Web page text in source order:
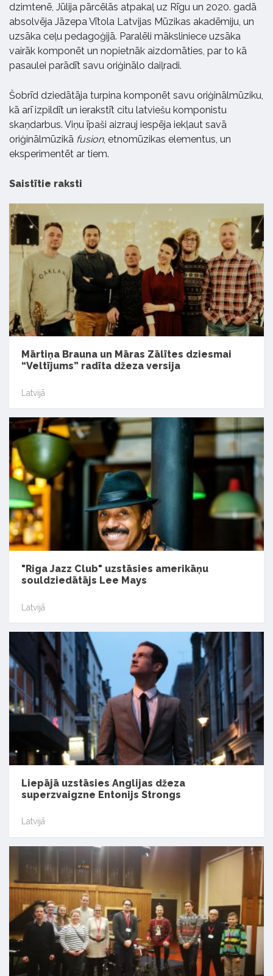
dzimtenē, Jūlija pārcēlās atpakaļ uz Rīgu un 2020. gadā
absolvēja Jāzepa Vītola Latvijas Mūzikas akadēmiju, un
uzsāka ceļu pedagoģijā. Paralēli māksliniece uzsāka
vairāk komponēt un nopietnāk aizdomāties, par to kā
pasaulei parādīt savu oriģinālo daiļradi.
Šobrīd dziedātāja turpina komponēt savu oriģinālmūziku,
kā arī izpildīt un ierakstīt citu latviešu komponistu
skaņdarbus. Viņu īpaši aizrauj iespēja iekļaut savā
oriģinālmūzikā fusion, etnomūzikas elementus, un
eksperimentēt ar tiem.
Saistītie raksti
Mārtiņa Brauna un Māras Zālītes dziesmai
“Veltījums” radīta džeza versija
Latvijā
"Riga Jazz Club" uzstāsies amerikāņu
souldziedātājs Lee Mays
Latvijā
Liepājā uzstāsies Anglijas džeza
superzvaigzne Entonijs Strongs
Latvijā